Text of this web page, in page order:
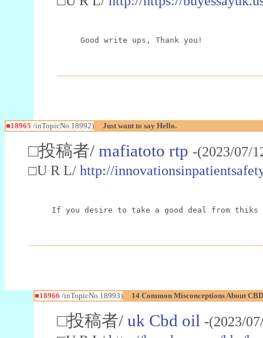
Good write ups, Thank you!
■18965 /inTopicNo.18992) Just want to say Hello.
□投稿者/ mafiatoto rtp -(2023/07/
□U R L/ http://
If you desire to take a good deal from thiks
■18966 /inTopicNo.18993) 14 Common Misconceptions About
□投稿者/ uk Cbd oil -(2023/